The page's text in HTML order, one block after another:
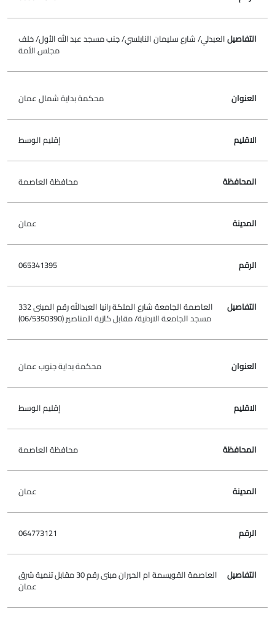
العبدلي/ شارع سليمان النابلسي/ جنب مسجد عبد الله الأول/ خلف
مجلس الأمة
محكمة بداية شمال عمان
إقليم الوسط
محافظة العاصمة
عمان
065341395
العاصمة الجامعة شارع الملكة رانيا العبدالله رقم المبنى 332
مسجد الجامعة الاردنية/ مقابل كازية المناصير (06/5350390)
محكمة بداية جنوب عمان
إقليم الوسط
محافظة العاصمة
عمان
064773121
العاصمة القويسمة ام الحيران مبنى رقم 30 مقابل تنمية شرق
عمان